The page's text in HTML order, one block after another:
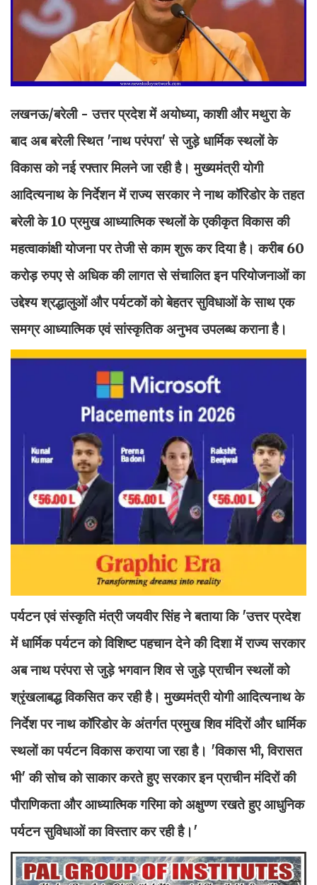
लखनऊ/बरेली - उत्तर प्रदेश में अयोध्या, काशी और मथुरा के
बाद अब बरेली स्थित 'नाथ परंपरा' से जुड़े धार्मिक स्थलों के
विकास को नई रफ्तार मिलने जा रही है। मुख्यमंत्री योगी
आदित्यनाथ के निर्देशन में राज्य सरकार ने नाथ कॉरिडोर के तहत
बरेली के 10 प्रमुख आध्यात्मिक स्थलों के एकीकृत विकास की
महत्वाकांक्षी योजना पर तेजी से काम शुरू कर दिया है। करीब 60
करोड़ रुपए से अधिक की लागत से संचालित इन परियोजनाओं का
उद्देश्य श्रद्धालुओं और पर्यटकों को बेहतर सुविधाओं के साथ एक
समग्र आध्यात्मिक एवं सांस्कृतिक अनुभव उपलब्ध कराना है।
पर्यटन एवं संस्कृति मंत्री जयवीर सिंह ने बताया कि 'उत्तर प्रदेश
में धार्मिक पर्यटन को विशिष्ट पहचान देने की दिशा में राज्य सरकार
अब नाथ परंपरा से जुड़े भगवान शिव से जुड़े प्राचीन स्थलों को
श्रृंखलाबद्ध विकसित कर रही है। मुख्यमंत्री योगी आदित्यनाथ के
निर्देश पर नाथ कॉरिडोर के अंतर्गत प्रमुख शिव मंदिरों और धार्मिक
स्थलों का पर्यटन विकास कराया जा रहा है। 'विकास भी, विरासत
भी' की सोच को साकार करते हुए सरकार इन प्राचीन मंदिरों की
पौराणिकता और आध्यात्मिक गरिमा को अक्षुण्ण रखते हुए आधुनिक
पर्यटन सुविधाओं का विस्तार कर रही है।'